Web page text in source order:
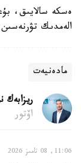
الەمدىك تۋرنەسىن
مادەنيەت
ريزابەك
اۆتور
11:06, 08 تامىز 2026